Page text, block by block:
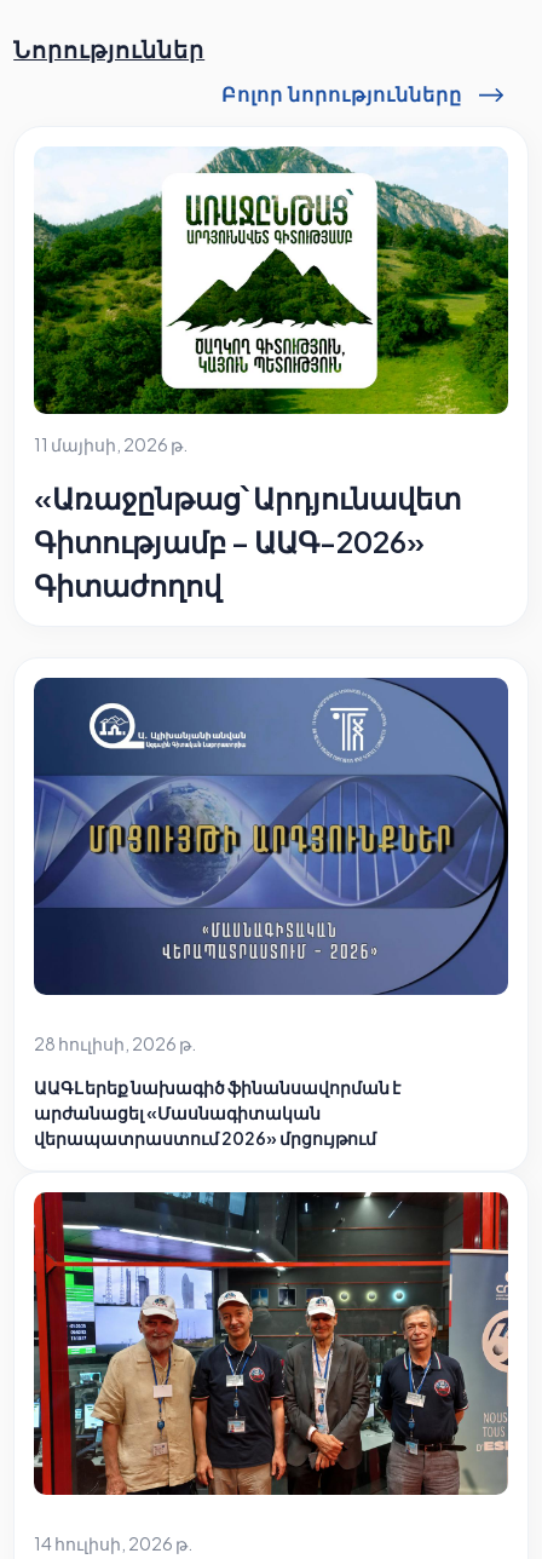
Նորություններ
Բոլոր նորությունները
11 մայիսի, 2026 թ.
«Առաջընթաց՝ Արդյունավետ
Գիտությամբ – ԱԱԳ-2026»
Գիտաժողով
28 հուլիսի, 2026 թ.
ԱԱԳԼ երեք նախագիծ ֆինանսավորման է
արժանացել «Մասնագիտական
վերապատրաստում 2026» մրցույթում
14 հուլիսի, 2026 թ.